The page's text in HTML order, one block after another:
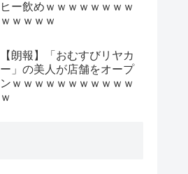
ヒー飲めｗｗｗｗｗｗｗｗ
ｗｗｗｗｗ
【朗報】「おむすびリヤカ
ー」の美人が店舗をオープ
ンｗｗｗｗｗｗｗｗｗｗｗ
ｗ